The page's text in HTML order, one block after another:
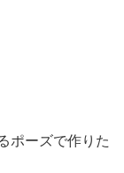
ポーズで作りた